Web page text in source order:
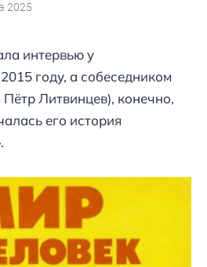
2025
интервью у
году, а собеседником
Литвинцев), конечно,
его история